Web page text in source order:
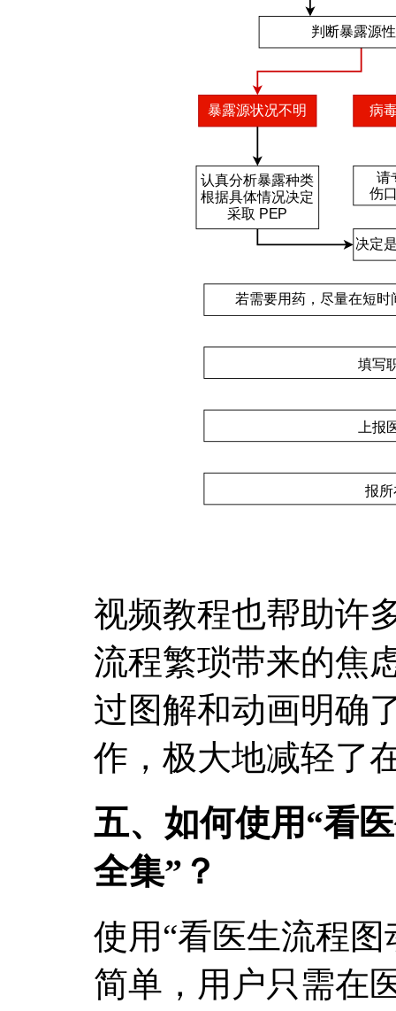
视频教程也帮助许
流程繁琐带来的焦
过图解和动画明确
作，极大地减轻了
五、如何使用“看
全集”？
使用“看医生流程
简单，用户只需在